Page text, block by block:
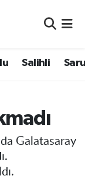
Salihli
Galatasaray